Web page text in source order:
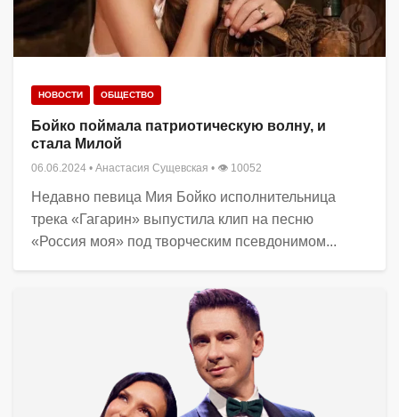
НОВОСТИ ОБЩЕСТВО
Бойко поймала патриотическую волну, и
стала Милой
06.06.2024 • Анастасия Сущевская • 👁 10052
Недавно певица Мия Бойко исполнительница
трека «Гагарин» выпустила клип на песню
«Россия моя» под творческим псевдонимом...